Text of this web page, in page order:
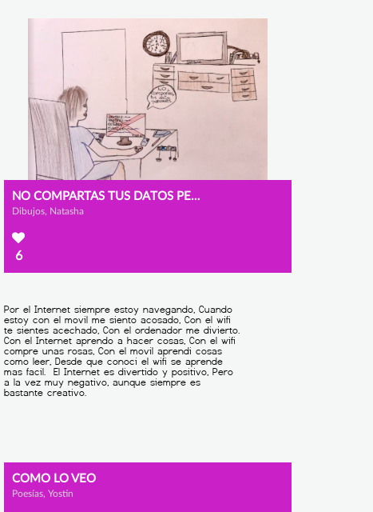
NO COMPARTAS TUS DATOS PERSONALES
Dibujos, Natasha
6
COMO LO VEO
Poesías, Yostin